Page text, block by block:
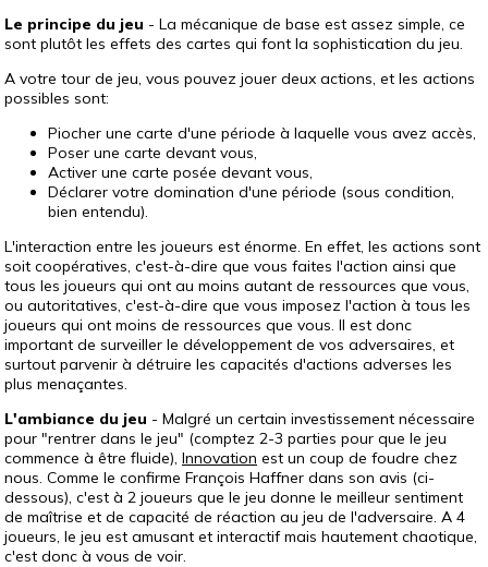
Le principe du jeu - La mécanique de base est assez simple, ce
sont plutôt les effets des cartes qui font la sophistication du jeu.
A votre tour de jeu, vous pouvez jouer deux actions, et les actions
possibles sont:
Piocher une carte d'une période à laquelle vous avez accès,
Poser une carte devant vous,
Activer une carte posée devant vous,
Déclarer votre domination d'une période (sous condition,
bien entendu).
L'interaction entre les joueurs est énorme. En effet, les actions sont
soit coopératives, c'est-à-dire que vous faites l'action ainsi que
tous les joueurs qui ont au moins autant de ressources que vous,
ou autoritatives, c'est-à-dire que vous imposez l'action à tous les
joueurs qui ont moins de ressources que vous. Il est donc
important de surveiller le développement de vos adversaires, et
surtout parvenir à détruire les capacités d'actions adverses les
plus menaçantes.
L'ambiance du jeu - Malgré un certain investissement nécessaire
pour "rentrer dans le jeu" (comptez 2-3 parties pour que le jeu
commence à être fluide), Innovation est un coup de foudre chez
nous. Comme le confirme François Haffner dans son avis (ci-
dessous), c'est à 2 joueurs que le jeu donne le meilleur sentiment
de maîtrise et de capacité de réaction au jeu de l'adversaire. A 4
joueurs, le jeu est amusant et interactif mais hautement chaotique,
c'est donc à vous de voir.